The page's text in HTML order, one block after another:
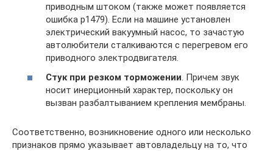
приводным штоком (также может появляется
ошибка р1479). Если на машине установлен
электрический вакуумный насос, то зачастую
автолюбители сталкиваются с перегревом его
приводного электродвигателя.
Стук при резком торможении . Причем звук
носит инерционный характер, поскольку он
вызван разбалтыванием крепления мембраны.
Соответственно, возникновение одного или несколько
признаков прямо указывает автовладельцу на то, что